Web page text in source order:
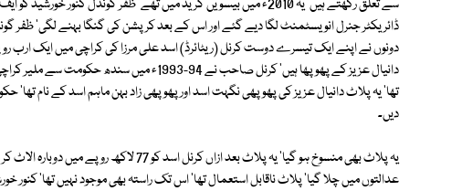
سے تعلق رکھتے ہیں' یہ 2010ء میں بیسویں گریڈ میں تھے' ظفر گوندل کنور
ڈائریکٹر جنرل انویسٹمنٹ لگا دیے گئے اور اس کے بعد کرپشن کی گنگا بہنے لگی' ظفر
دونوں نے اپنے ایک تیسرے دوست کرنل (ریٹائرڈ) اسد علی مرزا کی کراچی میں ایک ارب
دیں۔
یہ پلاٹ بھی منسوخ ہو گیا' یہ پلاٹ بعد ازاں
عدالتوں میں چلا گیا' پلاٹ ناقابل استعمال تھا' اس تک راستہ بھی موجود نہیں تھا' کنور